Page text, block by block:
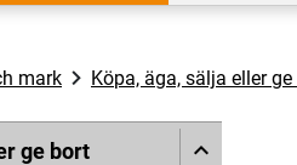
mark Köpa, äga, sälja eller
ge bort